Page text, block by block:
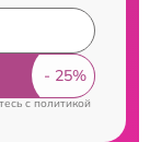
cполитикой